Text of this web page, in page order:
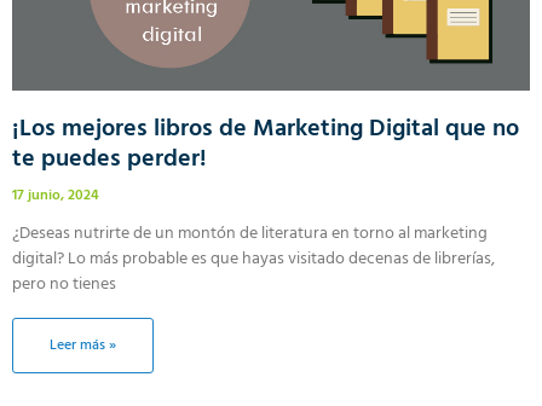
¡Los mejores libros de Marketing Digital que no
te puedes perder!
17 junio, 2024
¿Deseas nutrirte de un montón de literatura en torno al marketing
digital? Lo más probable es que hayas visitado decenas de librerías,
pero no tienes
Leer más »